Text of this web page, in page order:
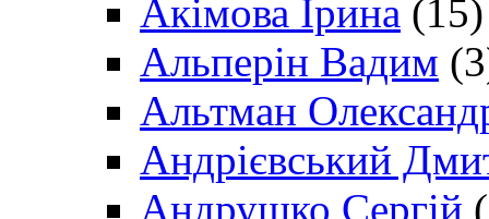
Акімова Ірина (15)
Альперін Вадим
Альтман
Андрієвський
Андрушко Сергій